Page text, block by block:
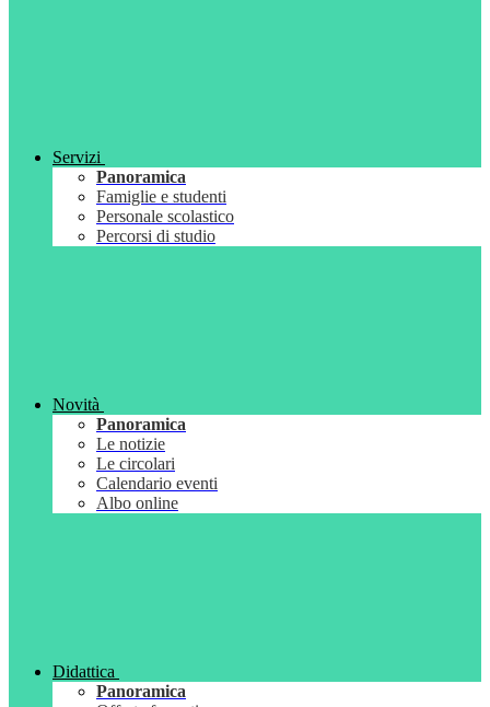
Servizi
Panoramica
Famiglie e studenti
Personale scolastico
Percorsi di studio
Novità
Panoramica
Le notizie
Le circolari
Calendario eventi
Albo online
Didattica
Panoramica